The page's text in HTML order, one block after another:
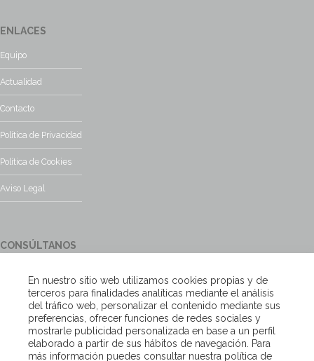
ENLACES
Equipo
Actualidad
Contacto
Política de Privacidad
Política de Cookies
Aviso Legal
CONSÚLTANOS
encantados
Escríbenos
En nuestro sitio web utilizamos cookies propias y de
terceros para finalidades analíticas mediante el análisis
del tráfico web, personalizar el contenido mediante sus
preferencias, ofrecer funciones de redes sociales y
mostrarle publicidad personalizada en base a un perfil
elaborado a partir de sus hábitos de navegación. Para
más información puedes consultar nuestra política de